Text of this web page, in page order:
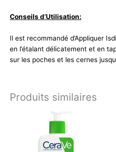
Conseils d’Utilisation:
Il est recommandé d’Appliquer
en l’étalant délicatement et en
sur les poches et les cernes
Produits similaires